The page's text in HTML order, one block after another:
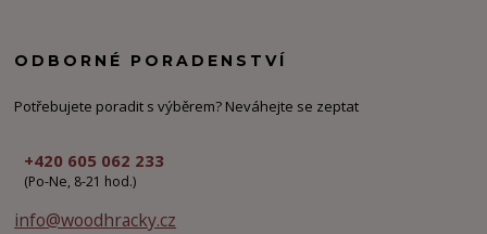
ODBORNÉ PORADENSTVÍ
Potřebujete poradit s výběrem? Neváhejte se zeptat
+420 605 062 233
(Po-Ne, 8-21 hod.)
info@woodhracky.cz